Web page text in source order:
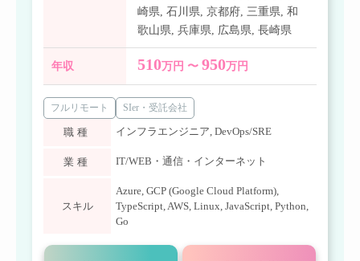
崎県,石川県,京都府,三重県,和
歌山県,兵庫県, 広島県,長崎県
年収 510万円 〜950万円
フルリモート SIer・受託会社
職種 インフラエンジニア, DevOps/SRE
業種 IT/WEB・通信・インターネット
スキル
Azure, GCP (Google Cloud Platform),
TypeScript,AWS, Linux, JavaScript, Python,
Go